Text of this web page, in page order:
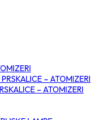
– ATOMIZERI
– ATOMIZERI